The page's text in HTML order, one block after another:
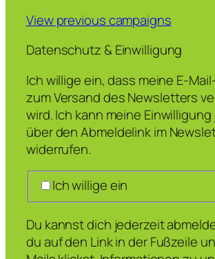
View previous campaigns
Datenschutz & Einwilligung
Ich willige ein, dass meine E-
zum Versand des Newsletters
wird. Ich kann meine
über den Abmeldelink im
widerrufen.
Ich willige ein
Du kannst dich jederzeit
du auf den Link in der Fußzeile